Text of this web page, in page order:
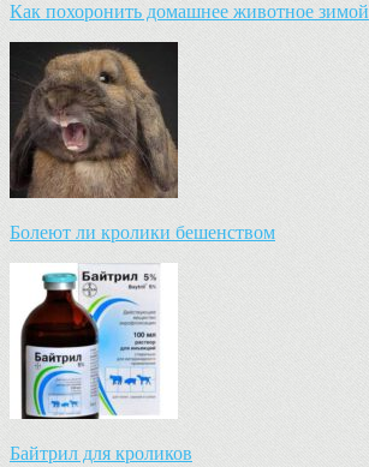
Как похоронить домашнее животное зимой
Болеют ли кролики бешенством
Байтрил для кроликов